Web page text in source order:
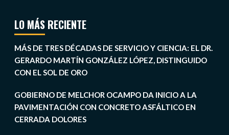
LO MÁS RECIENTE
MÁS DE TRES DÉCADAS DE SERVICIO Y CIENCIA: EL DR.
GERARDO MARTÍN GONZÁLEZ LÓPEZ, DISTINGUIDO
CON EL SOL DE ORO
GOBIERNO DE MELCHOR OCAMPO DA INICIO A LA
PAVIMENTACIÓN CON CONCRETO ASFÁLTICO EN
CERRADA DOLORES